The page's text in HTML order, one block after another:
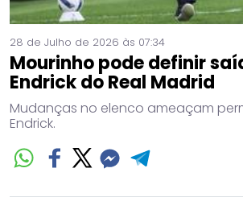
28 de Julho de 2026 às 07:34
Mourinho pode definir
Endrick do Real Madrid
Mudanças no elenco ameaçam
Endrick.